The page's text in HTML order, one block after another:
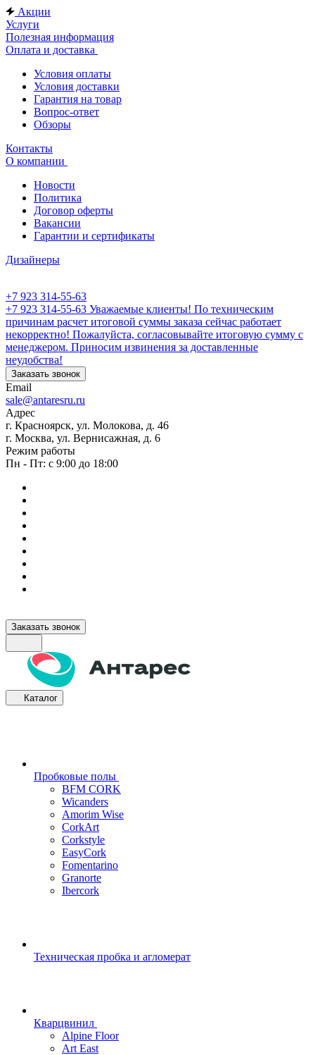
Акции
Услуги
Полезная информация
Оплата и доставка
Условия оплаты
Условия доставки
Гарантия на товар
Вопрос-ответ
Обзоры
Контакты
О компании
Новости
Политика
Договор оферты
Вакансии
Гарантии и сертификаты
Дизайнеры
+7 923 314-55-63
+7 923 314-55-63 Уважаемые клиенты! По техническим
причинам расчет итоговой суммы заказа сейчас работает
некорректно! Пожалуйста, согласовывайте итоговую сумму с
менеджером. Приносим извинения за доставленные
неудобства!
Заказать звонок
Email
sale@antaresru.ru
Адрес
г. Красноярск, ул. Молокова, д. 46
г. Москва, ул. Вернисажная, д. 6
Режим работы
Пн - Пт: с 9:00 до 18:00
Заказать звонок
Каталог
Пробковые полы
BFM CORK
Wicanders
Amorim Wise
CorkArt
Corkstyle
EasyCork
Fomentarino
Granorte
Ibercork
Техническая пробка и агломерат
Кварцвинил
Alpine Floor
Art East